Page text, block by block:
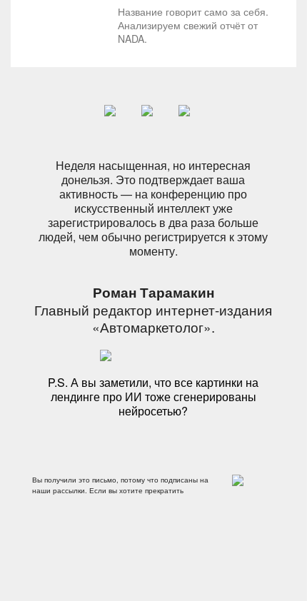
Название говорит само за себя.
Анализируем свежий отчёт от
NADA.
Неделя насыщенная, но интересная
донельзя. Это подтверждает ваша
активность — на конференцию про
искусственный интеллект уже
зарегистрировалось в два раза больше
людей, чем обычно регистрируется к этому
моменту.
Роман Тарамакин
Главный редактор интернет-издания
«Автомаркетолог».
P.S. А вы заметили, что все картинки на
лендинге про ИИ тоже сгенерированы
нейросетью?
Вы получили это письмо, потому что подписаны на
наши рассылки. Если вы хотите прекратить